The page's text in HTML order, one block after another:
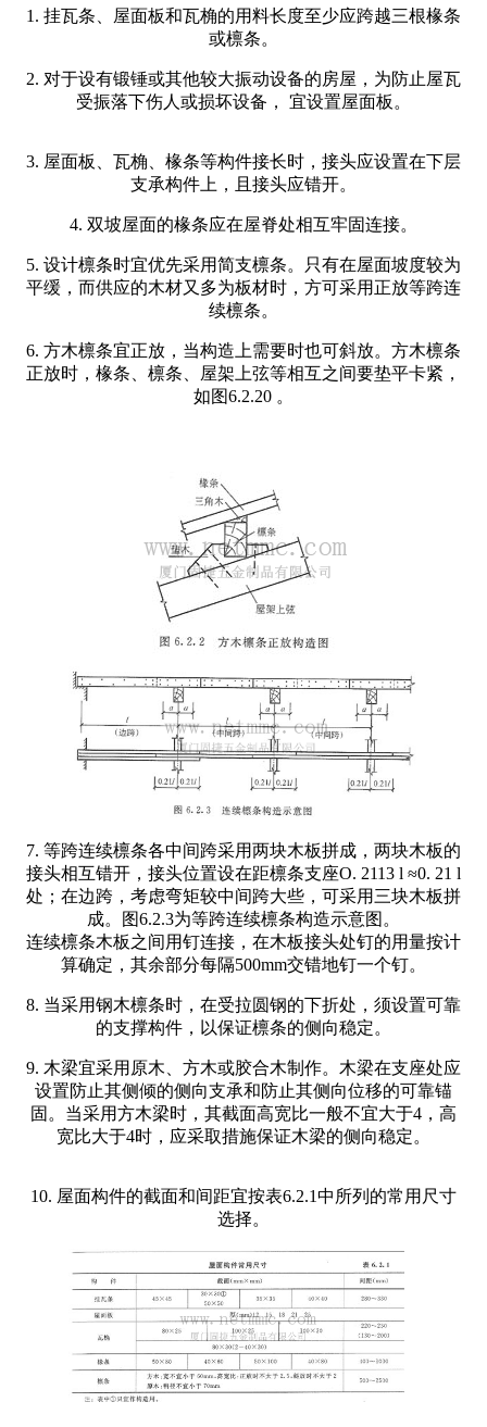
1. 挂瓦条、屋面板和瓦桷的用料长度至少应跨越三根椽条
或檩条。
2. 对于设有锻锤或其他较大振动设备的房屋，为防止屋瓦
受振落下伤人或损坏设备， 宜设置屋面板。
3. 屋面板、瓦桷、椽条等构件接长时，接头应设置在下层
支承构件上，且接头应错开。
4. 双坡屋面的椽条应在屋脊处相互牢固连接。
5. 设计檩条时宜优先采用简支檩条。只有在屋面坡度较为
平缓，而供应的木材又多为板材时，方可采用正放等跨连
续檩条。
6. 方木檩条宜正放，当构造上需要时也可斜放。方木檩条
正放时，椽条、檩条、屋架上弦等相互之间要垫平卡紧，
如图6.2.20 。
7. 等跨连续檩条各中间跨采用两块木板拼成，两块木板的
接头相互错开，接头位置设在距檩条支座O. 2113 l ≈0. 21 l
处；在边跨，考虑弯矩较中间跨大些，可采用三块木板拼
成。图6.2.3为等跨连续檩条构造示意图。
连续檩条木板之间用钉连接，在木板接头处钉的用量按计
算确定，其余部分每隔500mm交错地钉一个钉。
8. 当采用钢木檩条时，在受拉圆钢的下折处，须设置可靠
的支撑构件，以保证檩条的侧向稳定。
9. 木梁宜采用原木、方木或胶合木制作。木梁在支座处应
设置防止其侧倾的侧向支承和防止其侧向位移的可靠锚
固。当采用方木梁时，其截面高宽比一般不宜大于4，高
宽比大于4时，应采取措施保证木梁的侧向稳定。
10. 屋面构件的截面和间距宜按表6.2.1中所列的常用尺寸
选择。